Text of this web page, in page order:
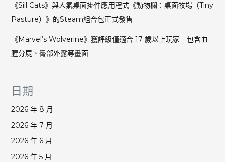
《Sill Cats》與人氣桌面掛件應用程式《動物欄：桌面牧場（Tiny
Pasture）》的Steam組合包正式發售
《Marvel’s Wolverine》獲評級僅適合 17 歲以上玩家 包含血
腥分屍、臀部外露等畫面
日期
2026 年 8 月
2026 年 7 月
2026 年 6 月
2026 年 5 月